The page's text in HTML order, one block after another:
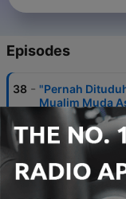
Episodes
38 - "Pernah
Mualim Muda
37
ZAYAN |
Hidup Maryam"
Zayan